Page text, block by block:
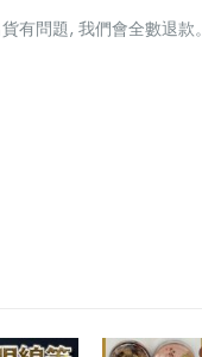
有問題, 我們會全數退款。